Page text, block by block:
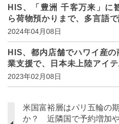
HIS、「豊洲 千客万来」に
ら荷物預かりまで、多言語
2024年04月08日
HIS、都内店舗でハワイ産
業支援で、日本未上陸アイテ
2023年02月08日
米国富裕層はパリ五輪の
か？ 近隣国で予約増加